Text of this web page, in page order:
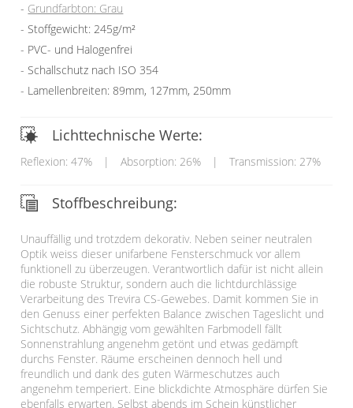
Grundfarbton: Grau
Stoffgewicht: 245g/m²
PVC- und Halogenfrei
Schallschutz nach ISO 354
Lamellenbreiten: 89mm, 127mm, 250mm
Lichttechnische Werte:
Reflexion: 47% | Absorption: 26% | Transmission: 27%
Stoffbeschreibung:
Unauffällig und trotzdem dekorativ. Neben seiner neutralen
Optik weiss dieser unifarbene Fensterschmuck vor allem
funktionell zu überzeugen. Verantwortlich dafür ist nicht allein
die robuste Struktur, sondern auch die lichtdurchlässige
Verarbeitung des Trevira CS-Gewebes. Damit kommen Sie in
den Genuss einer perfekten Balance zwischen Tageslicht und
Sichtschutz. Abhängig vom gewählten Farbmodell fällt
Sonnenstrahlung angenehm getönt und etwas gedämpft
durchs Fenster. Räume erscheinen dennoch hell und
freundlich und dank des guten Wärmeschutzes auch
angenehm temperiert. Eine blickdichte Atmosphäre dürfen Sie
ebenfalls erwarten. Selbst abends im Schein künstlicher